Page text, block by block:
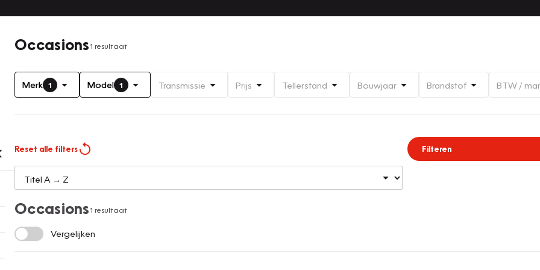
Occasions1 resultaat
Merk 1 Model 1 Transmissie Prijs Tellerstand Bouwjaar Brandstof BTW /
Reset alle filters Filteren
Occasions1 resultaat
Vergelijken